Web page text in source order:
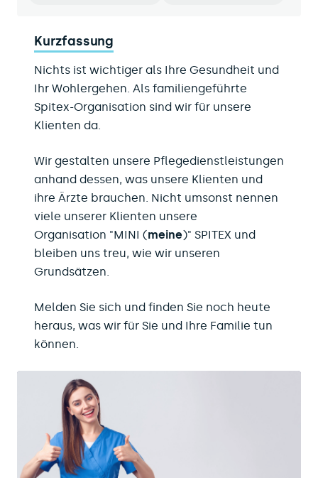
Kurzfassung
Nichts ist wichtiger als Ihre Gesundheit und
Ihr Wohlergehen. Als familiengeführte
Spitex-Organisation sind wir für unsere
Klienten da.
Wir gestalten unsere Pflegedienstleistungen
anhand dessen, was unsere Klienten und
ihre Ärzte brauchen. Nicht umsonst nennen
viele unserer Klienten unsere
Organisation "MINI (meine)" SPITEX und
bleiben uns treu, wie wir unseren
Grundsätzen.
​Melden Sie sich und finden Sie noch heute
heraus, was wir für Sie und Ihre Familie tun
können.